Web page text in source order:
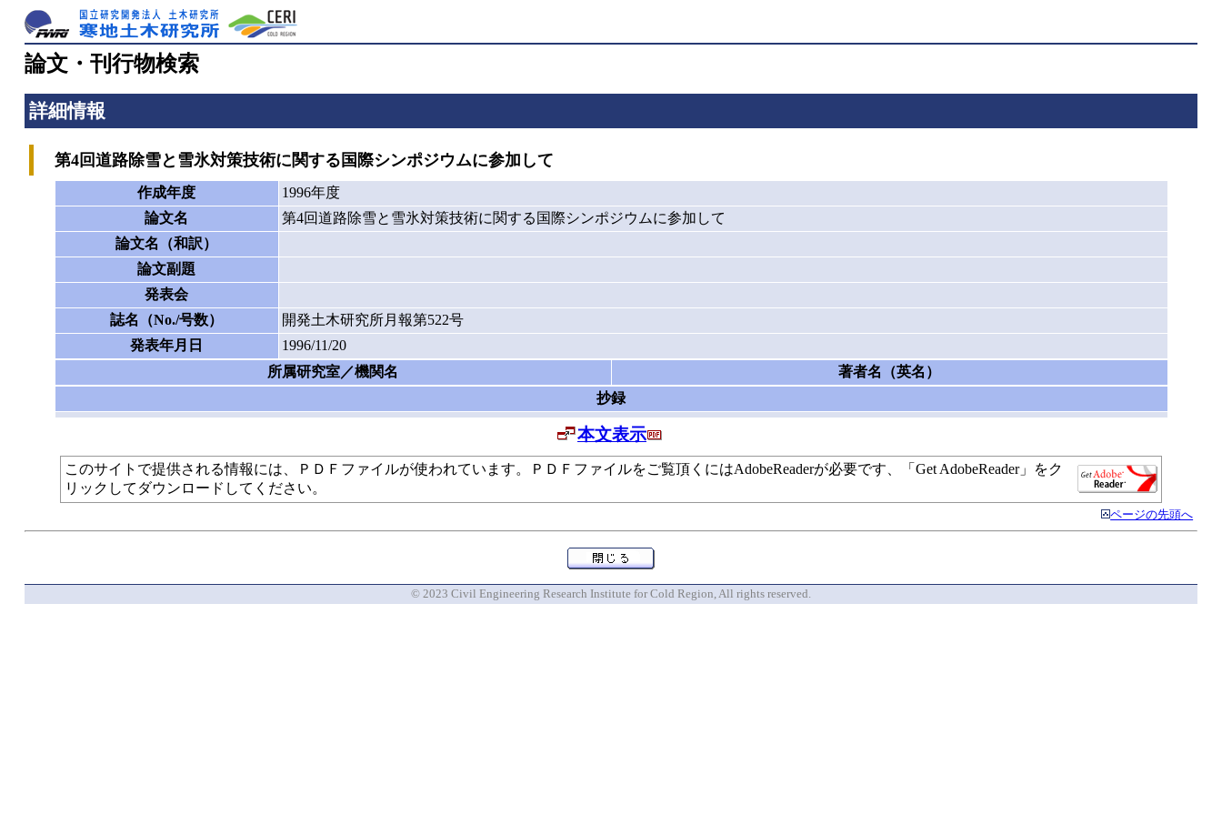
論文・刊行物検索
詳細情報
第4回道路除雪と雪氷対策技術に関する国際シンポジウムに参加して
作成年度
1996年度
論文名
第4回道路除雪と雪氷対策技術に関する国際シンポジウムに参加して
論文名（和訳）
論文副題
発表会
誌名（No./号数）
開発土木研究所月報第522号
発表年月日
1996/11/20
所属研究室／機関名
著者名（英名）
抄録
本文表示
このサイトで提供される情報には、ＰＤＦファイルが使われています。ＰＤＦファイルをご覧頂くにはAdobeReaderが必要です、「Get AdobeReader」をク
リックしてダウンロードしてください。
ページの先頭へ
© 2023 Civil Engineering Research Institute for Cold Region, All rights reserved.